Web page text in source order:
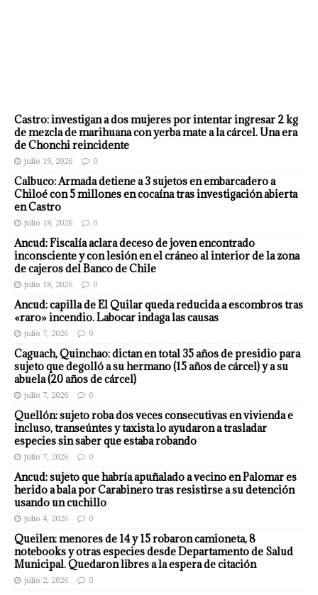
Castro: investigan a dos mujeres por intentar ingresar 2 kg
de mezcla de marihuana con yerba mate a la cárcel. Una era
de Chonchi reincidente
julio 19, 2026 0
Calbuco: Armada detiene a 3 sujetos en embarcadero a
Chiloé con 5 millones en cocaína tras investigación abierta
en Castro
julio 18, 2026 0
Ancud: Fiscalía aclara deceso de joven encontrado
inconsciente y con lesión en el cráneo al interior de la zona
de cajeros del Banco de Chile
julio 18, 2026 0
Ancud: capilla de El Quilar queda reducida a escombros tras
«raro» incendio. Labocar indaga las causas
julio 7, 2026 0
Caguach, Quinchao: dictan en total 35 años de presidio para
sujeto que degolló a su hermano (15 años de cárcel) y a su
abuela (20 años de cárcel)
julio 7, 2026 0
Quellón: sujeto roba dos veces consecutivas en vivienda e
incluso, transeúntes y taxista lo ayudaron a trasladar
especies sin saber que estaba robando
julio 7, 2026 0
Ancud: sujeto que habría apuñalado a vecino en Palomar es
herido a bala por Carabinero tras resistirse a su detención
usando un cuchillo
julio 4, 2026 0
Queilen: menores de 14 y 15 robaron camioneta, 8
notebooks y otras especies desde Departamento de Salud
Municipal. Quedaron libres a la espera de citación
julio 2, 2026 0